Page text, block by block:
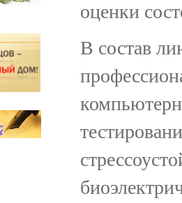
оценки
В состав